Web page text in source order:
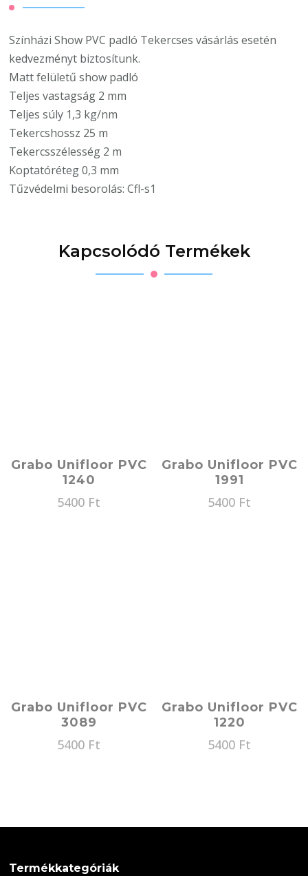
Színházi Show PVC padló Tekercses vásárlás esetén
kedvezményt biztosítunk.
Matt felületű show padló
Teljes vastagság 2 mm
Teljes súly 1,3 kg/nm
Tekercshossz 25 m
Tekercsszélesség 2 m
Koptatóréteg 0,3 mm
Tűzvédelmi besorolás: Cfl-s1
Kapcsolódó Termékek
Grabo Unifloor PVC
1240
5400 Ft
Grabo Unifloor PVC
1991
5400 Ft
Grabo Unifloor PVC
3089
5400 Ft
Grabo Unifloor PVC
1220
5400 Ft
Termékkategóriák